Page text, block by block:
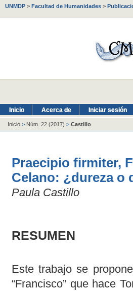
UNMDP > Facultad de Humanidades >
Inicio Acerca de Iniciar sesión
Inicio > Núm. 22 (2017) > Castillo
Praecipio firmiter,
Celano: ¿dureza o
Paula Castillo
RESUMEN
Este trabajo se
“Francisco” que hace